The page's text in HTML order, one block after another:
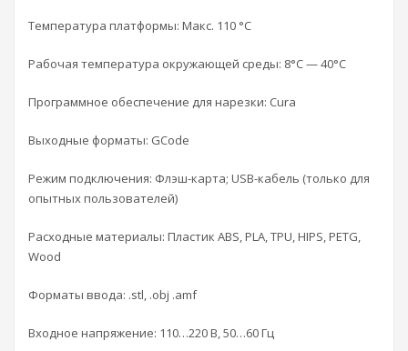
Температура платформы: Макс. 110 °С
Рабочая температура окружающей среды: 8°C — 40°C
Программное обеспечение для нарезки: Cura
Выходные форматы: GCode
Режим подключения: Флэш-карта; USB-кабель (только для
опытных пользователей)
Расходные материалы: Пластик ABS, PLA, TPU, HIPS, PETG,
Wood
Форматы ввода: .stl, .obj .amf
Входное напряжение: 110…220 В, 50…60 Гц